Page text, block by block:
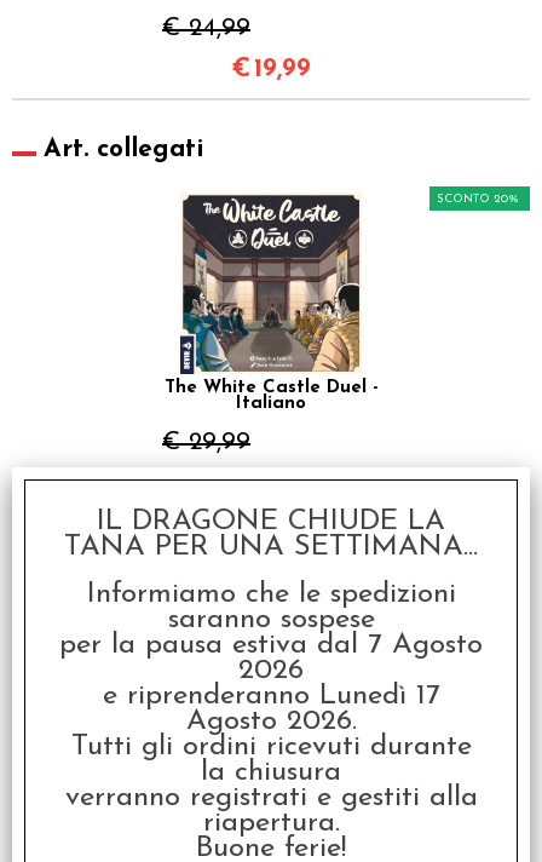
€ 24,99
€ 19,99
Art. collegati
The White Castle Duel -
Italiano
€ 29,99
SCONTO 20%
€23,99
The White Castle -
Matcha
€ 24,99
SCONTO 20%
€19,99
IL DRAGONE CHIUDE LA
TANA PER UNA SETTIMANA...
Informiamo che le spedizioni
saranno sospese
per la pausa estiva dal 7 Agosto
2026
e riprenderanno Lunedì 17
Agosto 2026.
Tutti gli ordini ricevuti durante
la chiusura
verranno registrati e gestiti alla
riapertura.
Buone ferie!